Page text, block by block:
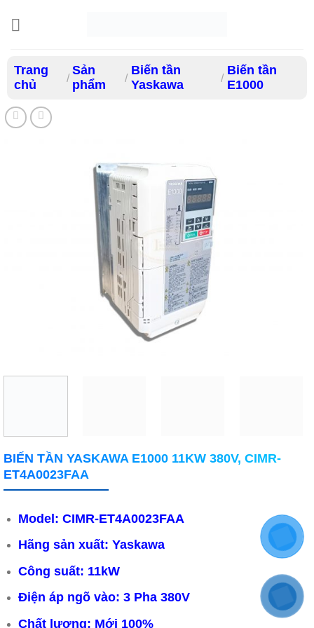
Trang
chủ
/
Sản
phẩm
/
Biến tần
Yaskawa
/
Biến tần
E1000
BIẾN TẦN YASKAWA E1000 11KW 380V, CIMR-
ET4A0023FAA
Model: CIMR-ET4A0023FAA
Hãng sản xuất: Yaskawa
Công suất: 11kW
Điện áp ngõ vào: 3 Pha 380V
Chất lượng: Mới 100%